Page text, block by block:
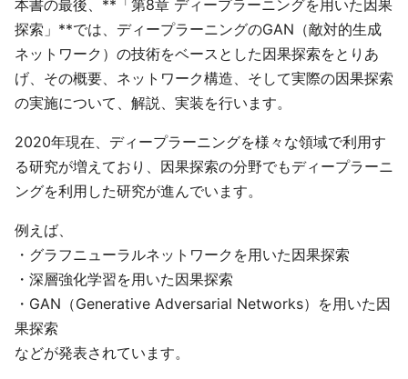
本書の最後、**「第8章 ディープラーニングを用いた因果
探索」**では、ディープラーニングのGAN（敵対的生成
ネットワーク）の技術をベースとした因果探索をとりあ
げ、その概要、ネットワーク構造、そして実際の因果探索
の実施について、解説、実装を行います。
2020年現在、ディープラーニングを様々な領域で利用す
る研究が増えており、因果探索の分野でもディープラーニ
ングを利用した研究が進んでいます。
例えば、
・グラフニューラルネットワークを用いた因果探索
・深層強化学習を用いた因果探索
・GAN（Generative Adversarial Networks）を用いた因
果探索
などが発表されています。